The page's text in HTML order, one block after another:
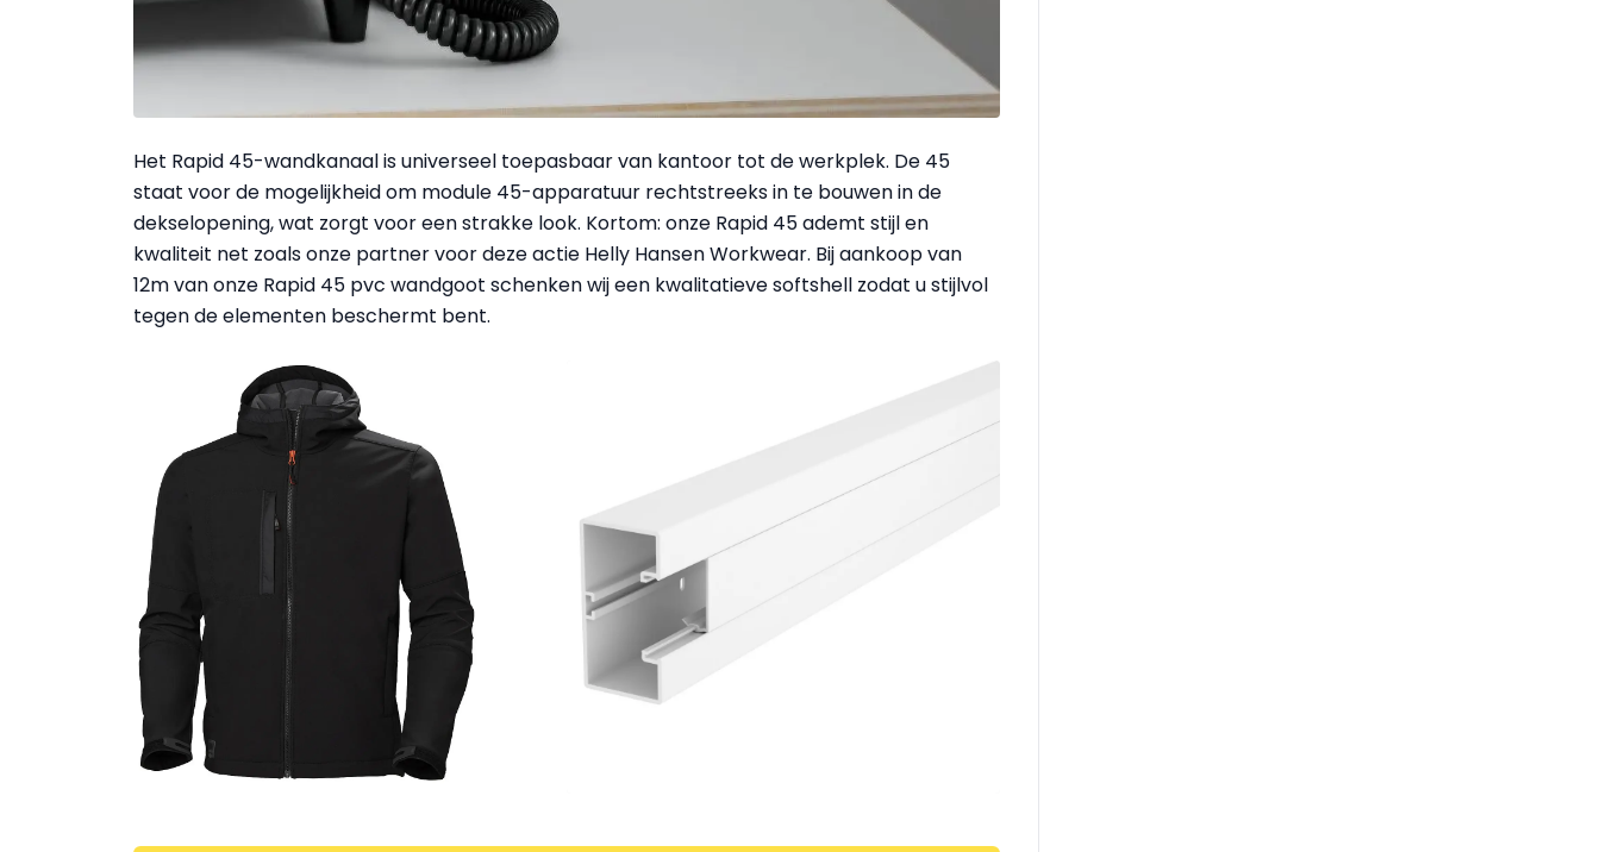
Het Rapid 45-wandkanaal is universeel toepasbaar van kantoor tot de werkplek. De 45
staat voor de mogelijkheid om module 45-apparatuur rechtstreeks in te bouwen in de
dekselopening, wat zorgt voor een strakke look. Kortom: onze Rapid 45 ademt stijl en
kwaliteit net zoals onze partner voor deze actie Helly Hansen Workwear. Bij aankoop van
12m van onze Rapid 45 pvc wandgoot schenken wij een kwalitatieve softshell zodat u stijlvol
tegen de elementen beschermt bent.